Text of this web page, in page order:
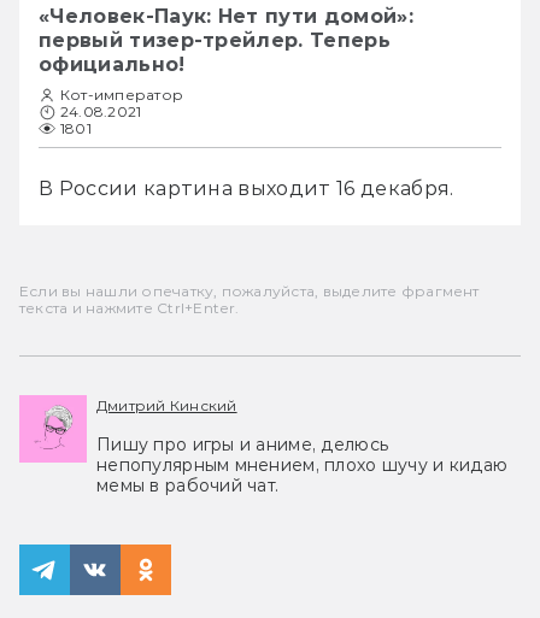
«Человек-Паук: Нет пути домой»:
первый тизер-трейлер. Теперь
официально!
Кот-император
24.08.2021
1801
В России картина выходит 16 декабря.
Если вы нашли опечатку, пожалуйста, выделите фрагмент
текста и нажмите Ctrl+Enter.
Дмитрий Кинский
Пишу про игры и аниме, делюсь
непопулярным мнением, плохо шучу и кидаю
мемы в рабочий чат.